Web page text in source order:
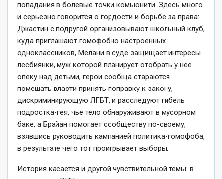
попадания в болевые точки комьюнити. Здесь много
и серьезно говорится о гордости и борьбе за права:
Джастин с подругой организовывают школьный клуб,
куда приглашают гомофобно настроенных
одноклассников, Мелани в суде защищает интересы
лесбиянки, муж которой планирует отобрать у нее
опеку над детьми, герои сообща стараются
помешать власти принять поправку к закону,
дискриминирующую ЛГБТ, и расследуют гибель
подростка-гея, чье тело обнаруживают в мусорном
баке, а Брайан помогает сообществу по-своему,
взявшись руководить кампанией политика-гомофоба,
в результате чего тот проигрывает выборы.
История касается и другой чувствительной темы: в